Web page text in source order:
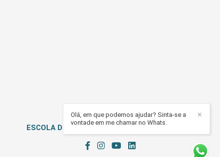
ESCOLA DE FOTOGRAFIA BROWNIE/CONTATO
✕
Olá, em que podemos ajudar? Sinta-se a
vontade em me chamar no Whats.